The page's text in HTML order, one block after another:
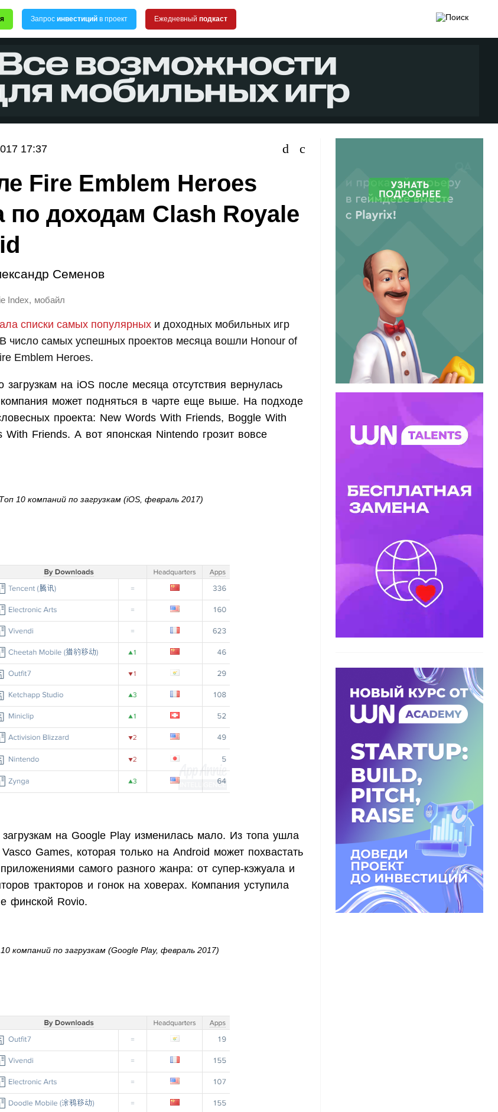
Запрос инвестиций в проект Ежедневный подкаст
17:37
Fire Emblem Heroes
по доходам Clash Royale
Семенов
Index, мобайл
списки самых популярных и доходных мобильных игр
число самых успешных проектов месяца вошли Honour of
Emblem Heroes.
на iOS после месяца отсутствия вернулась
может подняться в чарте еще выше. На подходе
проекта: New Words With Friends, Boggle With
With Friends. А вот японская Nintendo грозит вовсе
Топ 10 компаний по загрузкам (iOS, февраль 2017)
на Google Play изменилась мало. Из топа ушла
Games, которая только на Android может похвастать
самого разного жанра: от супер-кэжуала и
тракторов и гонок на ховерах. Компания уступила
финской Rovio.
компаний по загрузкам (Google Play, февраль 2017)